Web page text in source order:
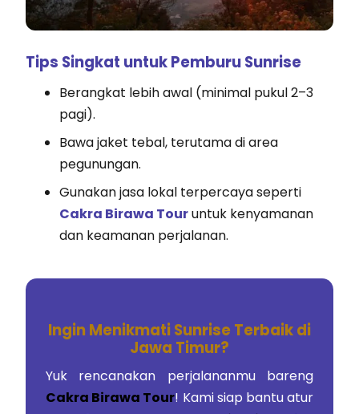
Tips Singkat untuk Pemburu Sunrise
Berangkat lebih awal (minimal pukul 2–3
pagi).
Bawa jaket tebal, terutama di area
pegunungan.
Gunakan jasa lokal terpercaya seperti
Cakra Birawa Touruntuk kenyamanan
dan keamanan perjalanan.
Ingin Menikmati Sunrise Terbaik di
Jawa Timur?
Yuk rencanakan perjalananmu bareng
Cakra Birawa Tour! Kami siap bantu atur